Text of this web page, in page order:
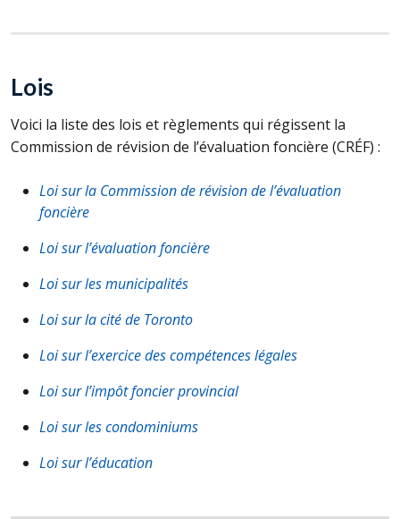
Lois
Voici la liste des lois et règlements qui régissent la
Commission de révision de l’évaluation foncière (CRÉF) :
Loi sur la Commission de révision de l’évaluation
foncière
Loi sur l’évaluation foncière
Loi sur les municipalités
Loi sur la cité de Toronto
Loi sur l’exercice des compétences légales
Loi sur l’impôt foncier provincial
Loi sur les condominiums
Loi sur l’éducation